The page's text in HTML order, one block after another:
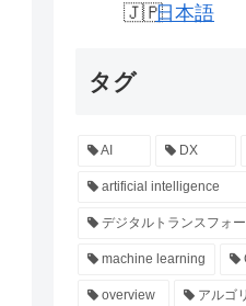
日本語
タグ
AI DX
artificial intelligence
デジタルトランスフォ
machine learning
overview アルゴ